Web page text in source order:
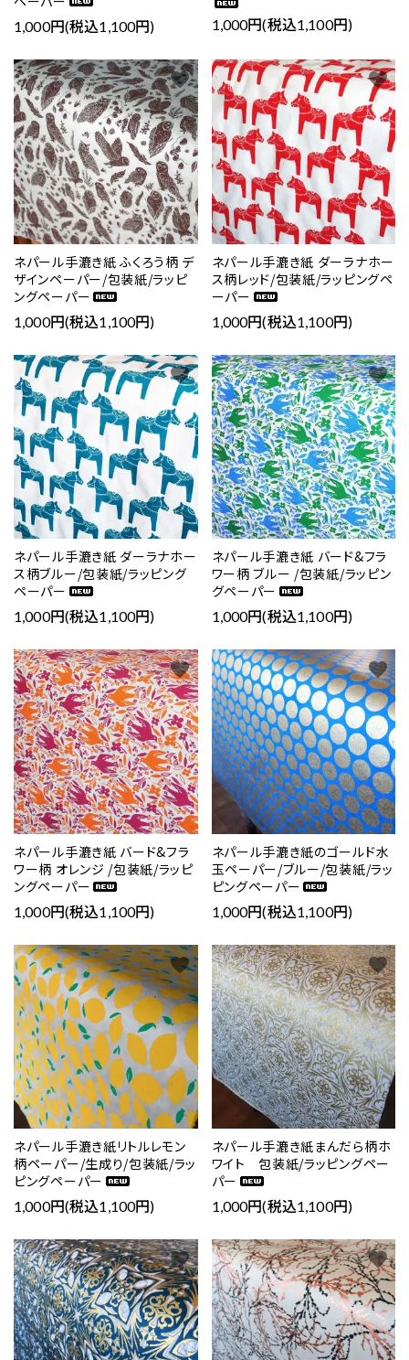
1,000円(税込1,100円) 1,000円(税込1,100円)
ネパール手漉き紙 ふくろう柄 デ
ザインペーパー/包装紙/ラッピ
ングペーパー
1,000円(税込1,100円)
favorite
ネパール手漉き紙 ダーラナホー
ス柄レッド/包装紙/ラッピングペ
ーパー
1,000円(税込1,100円)
favorite
ネパール手漉き紙 ダーラナホー
ス柄ブルー/包装紙/ラッピング
ペーパー
1,000円(税込1,100円)
favorite
ネパール手漉き紙 バード&フラ
ワー柄 ブルー /包装紙/ラッピン
グペーパー
1,000円(税込1,100円)
favorite
ネパール手漉き紙 バード&フラ
ワー柄 オレンジ /包装紙/ラッピ
ングペーパー
1,000円(税込1,100円)
favorite
ネパール手漉き紙のゴールド水
玉ペーパー/ブルー/包装紙/ラッ
ピングペーパー
1,000円(税込1,100円)
favorite
ネパール手漉き紙リトルレモン
柄ペーパー/生成り/包装紙/ラッ
ピングペーパー
1,000円(税込1,100円)
favorite
ネパール手漉き紙まんだら柄ホ
ワイト 包装紙/ラッピングペー
パー
1,000円(税込1,100円)
favorite
favorite favorite